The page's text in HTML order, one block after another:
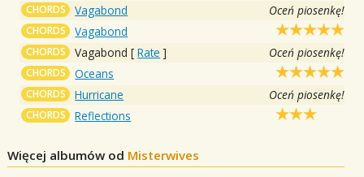
CHORDS Vagabond Oceń piosenkę!
CHORDS Vagabond
CHORDS Vagabond [Rate ] Oceń piosenkę!
CHORDS Oceans
CHORDS Hurricane Oceń piosenkę!
CHORDS Reflections
Więcej albumów od Misterwives